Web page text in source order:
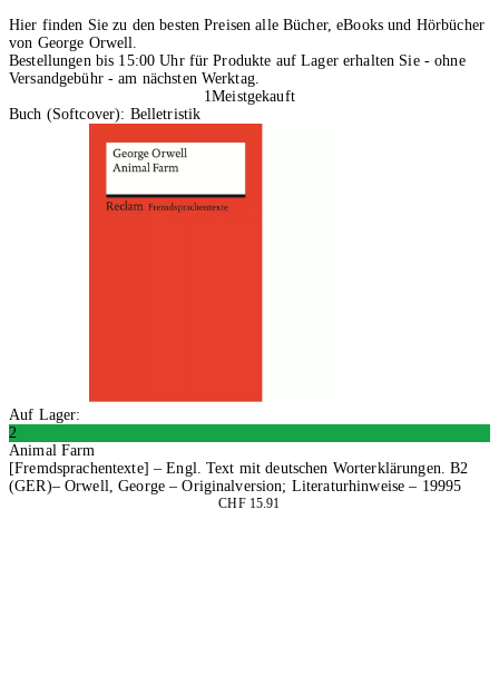
Hier finden Sie zu den besten Preisen alle Bücher, eBooks und Hörbücher
von George Orwell.
Bestellungen bis 15:00 Uhr für Produkte auf Lager erhalten Sie - ohne
Versandgebühr - am nächsten Werktag.
1Meistgekauft
Buch (Softcover): Belletristik
Auf Lager:
2
Animal Farm
[Fremdsprachentexte] – Engl. Text mit deutschen Worterklärungen. B2
(GER)– Orwell, George – Originalversion; Literaturhinweise – 19995
CHF 15.91